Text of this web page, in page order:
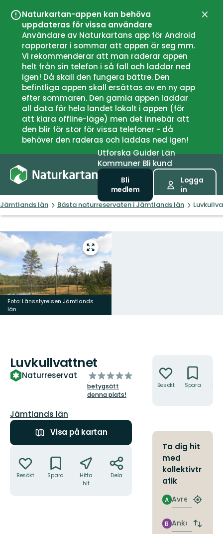
Naturkartan-appen kan behöva
uppdateras för vissa användare
Användare av Naturkartans app för Android
rapporterar i sommar att appen är seg mm.
Vi rekommenderar att man raderar appen
helt från sin telefon i så fall och laddar ned
igen! Då skall den fungera bättre. Den
befintliga appen skall ersättas av en ny app
efter sommaren. Den gamla appen laddar
all data för hela landet lokalt i appen (för
att klara offline-läge) men det innebär att
den blir för stor för vissa telefoner - då
behöver den raderas och laddas ned igen!
UtforskaGuiderLän
Kommuner Bli kund
Bli
medlem
Logga
in
Jämtlands län Bästa naturreservaten i Jämtlands län
Gå
till
helskärmsläge
Foto: Länsstyrelsen Jämtlands
län
Luvkullvattnet
Naturreservat
av
5
stjärnor
betygsätt
denna plats!
Län:
Jämtlands län
Visa på kartan
Besökt Spara
Hitta
hit
Dela
Besökt Spara
Ta dig hit
med
kollektivtr
afik
Avresa
A
Hitta
Ankomst
B
Byt